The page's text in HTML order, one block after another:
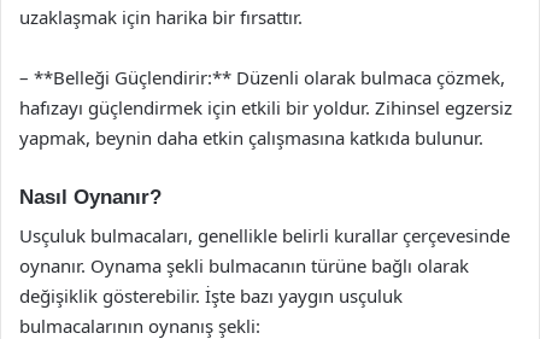
uzaklaşmak için harika bir fırsattır.
– **Belleği Güçlendirir:** Düzenli olarak bulmaca çözmek,
hafızayı güçlendirmek için etkili bir yoldur. Zihinsel egzersiz
yapmak, beynin daha etkin çalışmasına katkıda bulunur.
Nasıl Oynanır?
Usçuluk bulmacaları, genellikle belirli kurallar çerçevesinde
oynanır. Oynama şekli bulmacanın türüne bağlı olarak
değişiklik gösterebilir. İşte bazı yaygın usçuluk
bulmacalarının oynanış şekli: